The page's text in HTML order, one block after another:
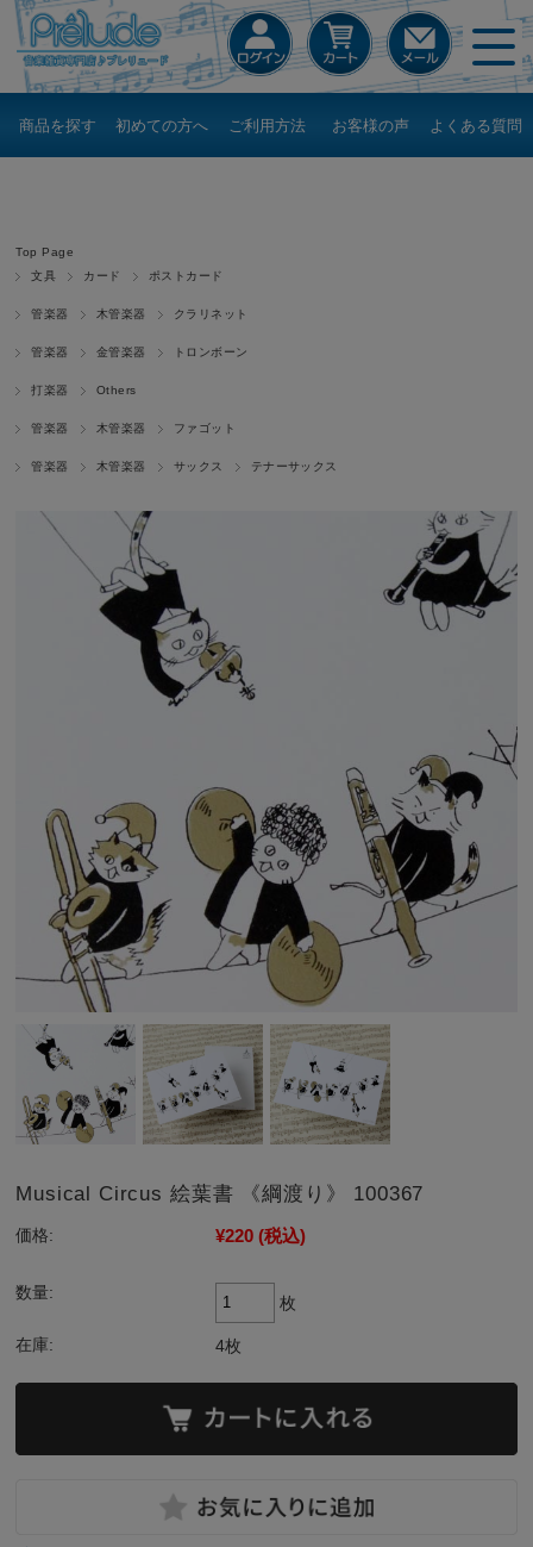
商品を探す 初めての方へ ご利用方法 お客様の声 よくある質問
Top Page
文具
カード ポストカード
管楽器 木管楽器 クラリネット
管楽器 金管楽器 トロンボーン
打楽器 Others
管楽器 木管楽器 ファゴット
管楽器 木管楽器 サックス テナーサックス
Musical Circus 絵葉書 《綱渡り》 100367
価格: ¥220 (税込)
数量:
枚
在庫: 4枚